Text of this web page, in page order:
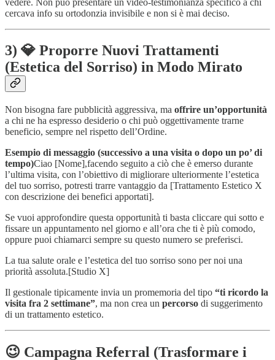
vedere. Non può presentare un video-testimonianza specifico a chi
cercava info su ortodonzia invisibile e non si è mai deciso.
3) 💎 Proporre Nuovi Trattamenti
(Estetica del Sorriso) in Modo Mirato
Non bisogna fare pubblicità aggressiva, ma offrire un’opportunità
a chi ne ha espresso desiderio o chi può oggettivamente trarne
beneficio, sempre nel rispetto dell’Ordine.
Esempio di messaggio (successivo a una visita o dopo un po’ di
tempo)Ciao [Nome],facendo seguito a ciò che è emerso durante
l’ultima visita, con l’obiettivo di migliorare ulteriormente l’estetica
del tuo sorriso, potresti trarre vantaggio da [Trattamento Estetico X
con descrizione dei benefici apportati].
Se vuoi approfondire questa opportunità ti basta cliccare qui sotto e
fissare un appuntamento nel giorno e all’ora che ti è più comodo,
oppure puoi chiamarci sempre su questo numero se preferisci.
La tua salute orale e l’estetica del tuo sorriso sono per noi una
priorità assoluta.[Studio X]
Il gestionale tipicamente invia un promemoria del tipo “ti ricordo la
visita fra 2 settimane”, ma non crea un percorso di suggerimento
di un trattamento estetico.
😉 Campagna Referral (Trasformare i